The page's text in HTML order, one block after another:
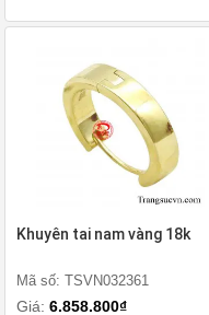
Khuyên tai nam vàng 18k
Mã số: TSVN032361
Giá: 6.858.800₫